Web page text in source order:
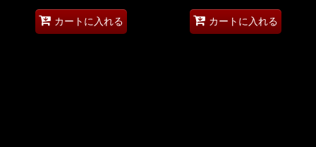
カートに入れる カートに入れる